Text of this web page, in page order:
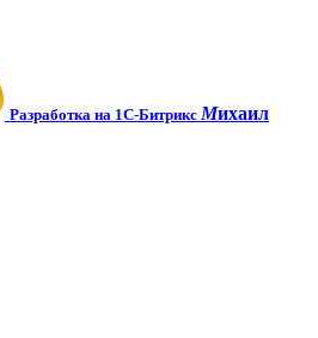
Разработка на 1С-БитриксМихаил